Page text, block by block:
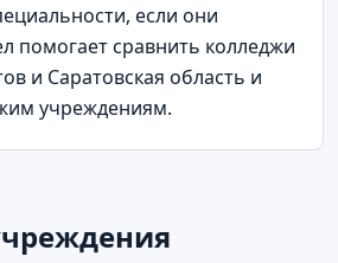
если они
помогает сравнить колледжи
и Саратовская область и
учреждениям.